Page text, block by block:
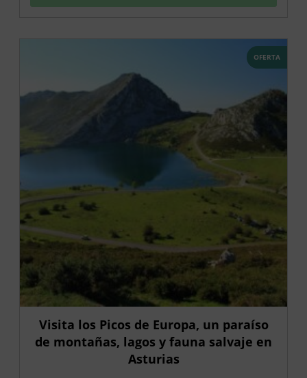
OFERTA
Visita los Picos de Europa, un paraíso
de montañas, lagos y fauna salvaje en
Asturias